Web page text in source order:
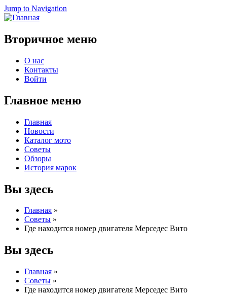
Jump to Navigation
Вторичное меню
О нас
Контакты
Войти
Главное меню
Главная
Новости
Каталог мото
Советы
Обзоры
История марок
Вы здесь
Главная »
Советы »
Где находится номер двигателя Мерседес Вито
Вы здесь
Главная »
Советы »
Где находится номер двигателя Мерседес Вито